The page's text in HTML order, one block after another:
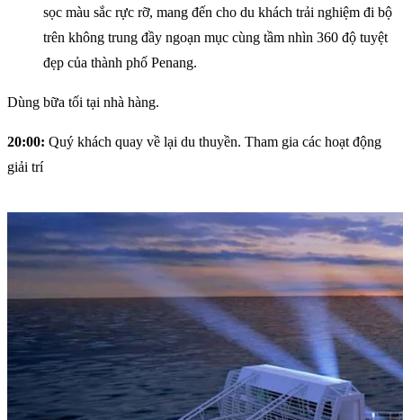
sọc màu sắc rực rỡ, mang đến cho du khách trải nghiệm đi bộ
trên không trung đầy ngoạn mục cùng tầm nhìn 360 độ tuyệt
đẹp của thành phố Penang.
Dùng bữa tối tại nhà hàng.
20:00: Quý khách quay về lại du thuyền. Tham gia các hoạt động
giải trí